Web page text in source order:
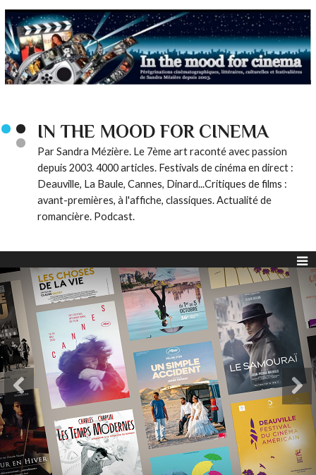
IN THE MOOD FOR CINEMA
Par Sandra Mézière. Le 7ème art raconté avec passion
depuis 2003. 4000 articles. Festivals de cinéma en direct :
Deauville, La Baule, Cannes, Dinard...Critiques de films :
avant-premières, à l'affiche, classiques. Actualité de
romancière. Podcast.